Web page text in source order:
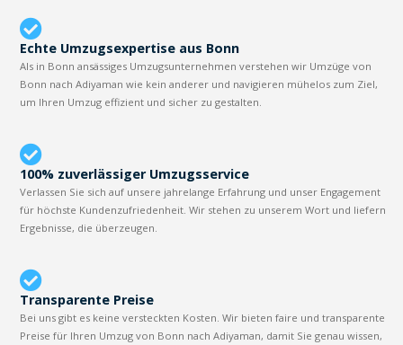
Echte Umzugsexpertise aus Bonn
Als in Bonn ansässiges Umzugsunternehmen verstehen wir Umzüge von
Bonn nach Adiyaman wie kein anderer und navigieren mühelos zum Ziel,
um Ihren Umzug effizient und sicher zu gestalten.
100% zuverlässiger Umzugsservice
Verlassen Sie sich auf unsere jahrelange Erfahrung und unser Engagement
für höchste Kundenzufriedenheit. Wir stehen zu unserem Wort und liefern
Ergebnisse, die überzeugen.
Transparente Preise
Bei uns gibt es keine versteckten Kosten. Wir bieten faire und transparente
Preise für Ihren Umzug von Bonn nach Adiyaman, damit Sie genau wissen,